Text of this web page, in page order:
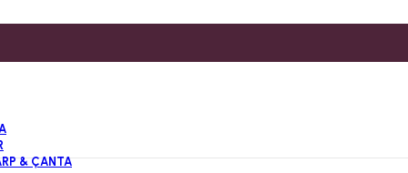
& ÇANTA